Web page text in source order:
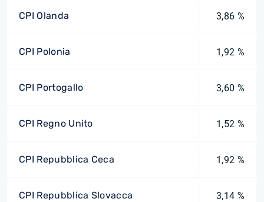
CPI Olanda 3,86 %
CPI Polonia 1,92 %
CPI Portogallo 3,60 %
CPI Regno Unito 1,52 %
CPI Repubblica Ceca 1,92 %
CPI Repubblica Slovacca 3,14 %